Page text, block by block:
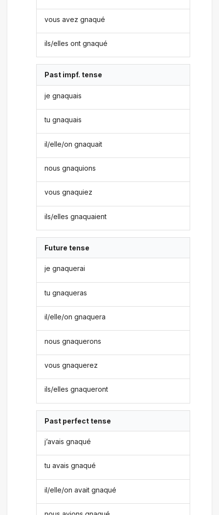
vous avez gnaqué
ils/elles ont gnaqué
Past impf. tense
je gnaquais
tu gnaquais
il/elle/on gnaquait
nous gnaquions
vous gnaquiez
ils/elles gnaquaient
Future tense
je gnaquerai
tu gnaqueras
il/elle/on gnaquera
nous gnaquerons
vous gnaquerez
ils/elles gnaqueront
Past perfect tense
j’avais gnaqué
tu avais gnaqué
il/elle/on avait gnaqué